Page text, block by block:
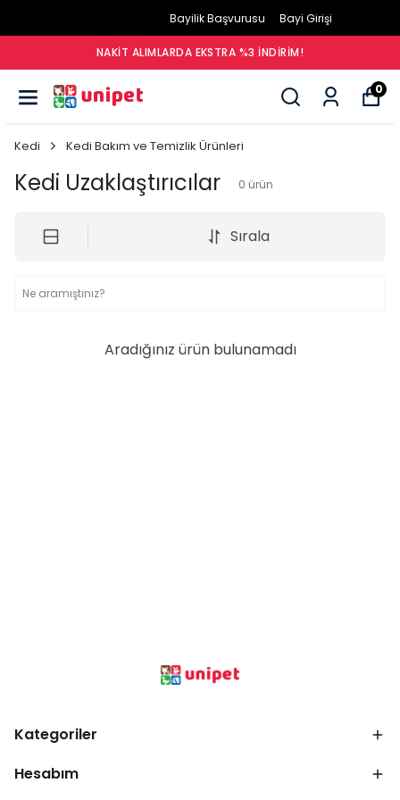
Bayilik Başvurusu Bayi Girişi
NAKIT ALIMLARDA EKSTRA %3 İNDIRIM!
0
Kedi Kedi Bakım ve Temizlik Ürünleri
Kedi Uzaklaştırıcılar 0 ürün
Sırala
Aradığınız ürün bulunamadı
Kategoriler
Hesabım